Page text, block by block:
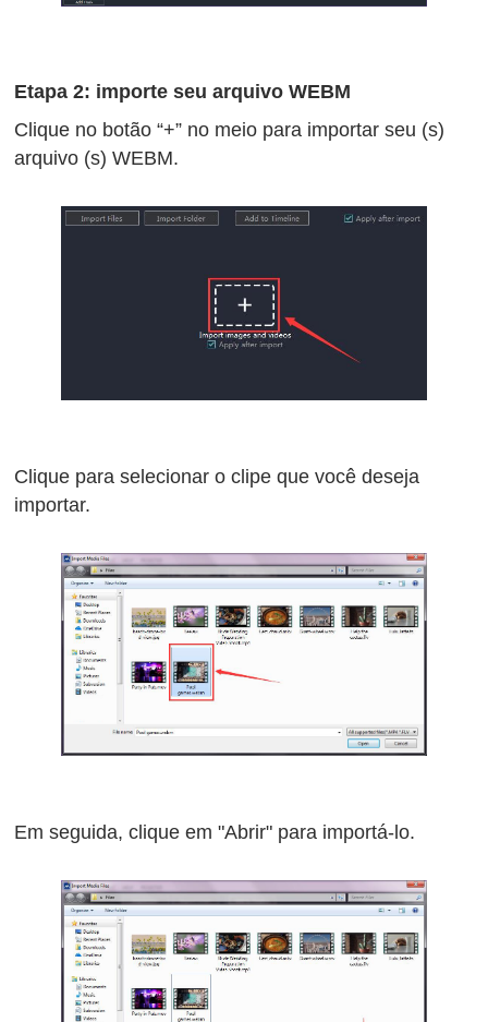
Etapa 2: importe seu arquivo WEBM
Clique no botão “+” no meio para importar seu (s)
arquivo (s) WEBM.
Clique para selecionar o clipe que você deseja
importar.
Em seguida, clique em "Abrir" para importá-lo.